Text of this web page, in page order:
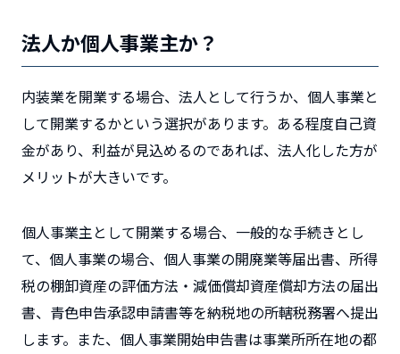
法人か個人事業主か？
内装業を開業する場合、法人として行うか、個人事業と
して開業するかという選択があります。ある程度自己資
金があり、利益が見込めるのであれば、法人化した方が
メリットが大きいです。
個人事業主として開業する場合、一般的な手続きとし
て、個人事業の場合、個人事業の開廃業等届出書、所得
税の棚卸資産の評価方法・減価償却資産償却方法の届出
書、青色申告承認申請書等を納税地の所轄税務署へ提出
します。また、個人事業開始申告書は事業所所在地の都